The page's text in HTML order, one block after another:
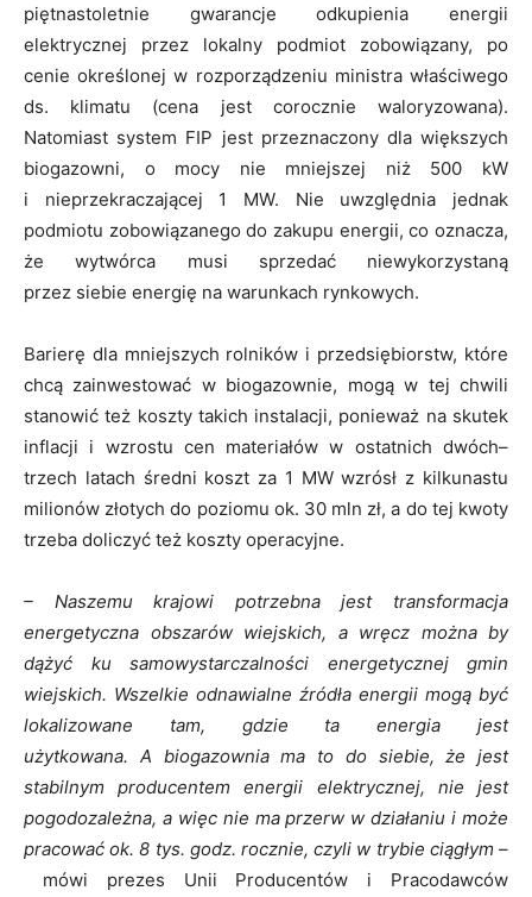
piętnastoletnie gwarancje odkupienia energii
elektrycznej przez lokalny podmiot zobowiązany, po
cenie określonej w rozporządzeniu ministra właściwego
ds. klimatu (cena jest corocznie waloryzowana).
Natomiast system FIP jest przeznaczony dla większych
biogazowni, o mocy nie mniejszej niż 500 kW
i nieprzekraczającej 1 MW. Nie uwzględnia jednak
podmiotu zobowiązanego do zakupu energii, co oznacza,
że wytwórca musi sprzedać niewykorzystaną
przez siebie energię na warunkach rynkowych.
Barierę dla mniejszych rolników i przedsiębiorstw, które
chcą zainwestować w biogazownie, mogą w tej chwili
stanowić też koszty takich instalacji, ponieważ na skutek
inflacji i wzrostu cen materiałów w ostatnich dwóch–
trzech latach średni koszt za 1 MW wzrósł z kilkunastu
milionów złotych do poziomu ok. 30 mln zł, a do tej kwoty
trzeba doliczyć też koszty operacyjne.
– Naszemu krajowi potrzebna jest transformacja
energetyczna obszarów wiejskich, a wręcz można by
dążyć ku samowystarczalności energetycznej gmin
wiejskich. Wszelkie odnawialne źródła energii mogą być
lokalizowane tam, gdzie ta energia jest
użytkowana. A biogazownia ma to do siebie, że jest
stabilnym producentem energii elektrycznej, nie jest
pogodozależna, a więc nie ma przerw w działaniu i może
pracować ok. 8 tys. godz. rocznie, czyli w trybie ciągłym –
mówi prezes Unii Producentów i Pracodawców